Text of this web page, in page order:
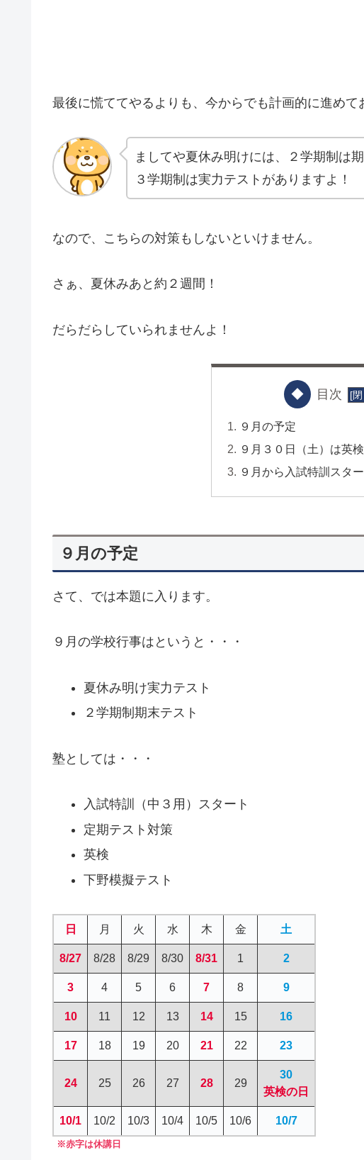
最後に慌ててやるよりも、今からでも計画的に進めて
ましてや夏休み明けには、２学期制は
３学期制は実力テストがありますよ！
なので、こちらの対策もしないといけません。
さぁ、夏休みあと約２週間！
だらだらしていられませんよ！
目次
９月の予定
９月３０日（土）は英
９月から入試特訓スタ
９月の予定
さて、では本題に入ります。
９月の学校行事はというと・・・
夏休み明け実力テスト
２学期制期末テスト
塾としては・・・
入試特訓（中３用）スタート
定期テスト対策
英検
下野模擬テスト
日 月 火 水 木 金 土
8/27 8/28 8/29 8/30 8/31 1 2
3 4 5 6 7 8 9
10 11 12 13 14 15 16
17 18 19 20 21 22 23
24 25 26 27 28 29
30
英検の日
10/1 10/2 10/3 10/4 10/5 10/6 10/7
※赤字は休講日